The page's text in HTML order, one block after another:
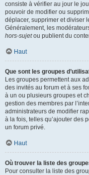
consiste à vérifier au jour le
pouvoir de modifier ou
déplacer, supprimer et diviser
Généralement, les
hors-sujetou publient du
Haut
Que sont les groupes
Les groupes permettent aux
des invités au forum et à ses
à un ou plusieurs groupes et
gestion des membres par
administrateurs de modifier
à la fois, telles qu’ajouter des
un forum privé.
Haut
Où trouver la liste des
Pour consulter la liste des